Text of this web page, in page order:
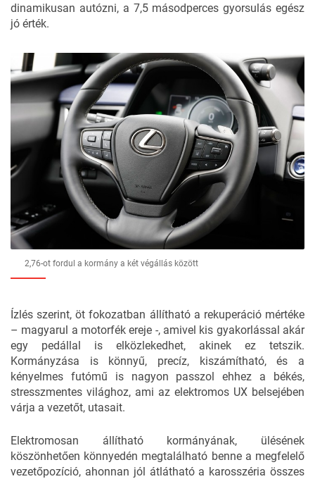
dinamikusan autózni, a 7,5 másodperces gyorsulás egész
jó érték.
2,76-ot fordul a kormány a két végállás között
Ízlés szerint, öt fokozatban állítható a rekuperáció mértéke
– magyarul a motorfék ereje -, amivel kis gyakorlással akár
egy pedállal is elközlekedhet, akinek ez tetszik.
Kormányzása is könnyű, precíz, kiszámítható, és a
kényelmes futómű is nagyon passzol ehhez a békés,
stresszmentes világhoz, ami az elektromos UX belsejében
várja a vezetőt, utasait.
Elektromosan állítható kormányának, ülésének
köszönhetően könnyedén megtalálható benne a megfelelő
vezetőpozíció, ahonnan jól átlátható a karosszéria összes